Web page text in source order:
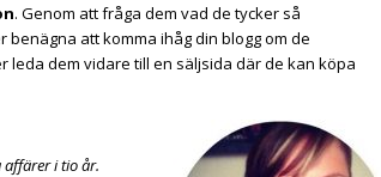
. Genom att fråga dem vad de tycker så
att komma ihåg din blogg om de
leda dem vidare till en säljsida där de kan köpa
i tio år.